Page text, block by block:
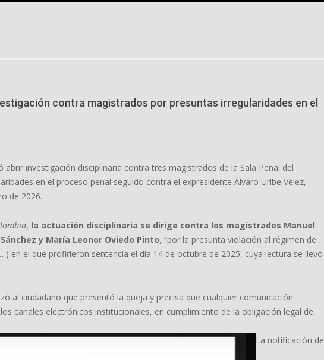
contra magistrados por presuntas irregularidades en el
abrir investigación disciplinaria contra tres magistrados de la Sala Penal del
en el proceso penal seguido contra el expresidente Álvaro Uribe Vélez,
de 2026.
, la actuación disciplinaria se dirige contra los magistrados Manuel
y María Leonor Oviedo Pinto, “por la presunta violación al régimen de
en el que profirieron sentencia el día 14 de octubre de 2025, cuya lectura se llevó
al ciudadano que presentó la queja y precisa que cualquier comunicación
canales electrónicos institucionales, en cumplimiento de la obligación legal de
La notificación de